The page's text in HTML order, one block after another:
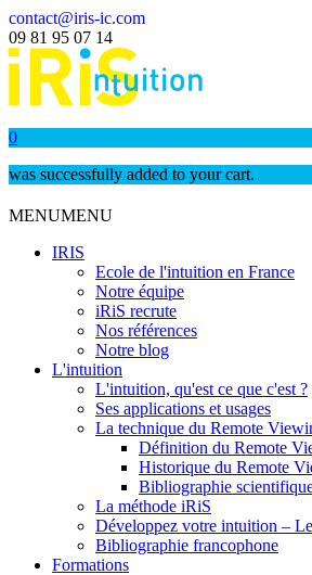
contact@iris-ic.com
09 81 95 07 14
0
was successfully added to your cart.
MENUMENU
IRIS
Ecole de l'intuition en France
Notre équipe
iRiS recrute
Nos références
Notre blog
L'intuition
L'intuition, qu'est ce que c'est ?
Ses applications et usages
La technique du Remote
Définition du Remote
Historique du Remote
Bibliographie
La méthode iRiS
Développez votre intuition –
Bibliographie francophone
Formations